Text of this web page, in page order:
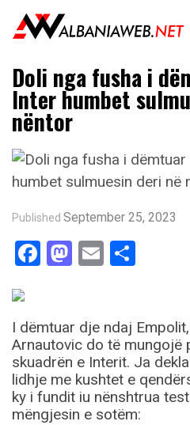
Doli nga fusha i
Inter humbet
nëntor
Published September 25, 2023
Facebook
Mastodon
Email
I dëmtuar dje ndaj
Arnautovic do të mungojë
skuadrën e Interit. Ja
lidhje me kushtet e
ky i fundit iu nënshtrua
mëngjesin e sotëm: